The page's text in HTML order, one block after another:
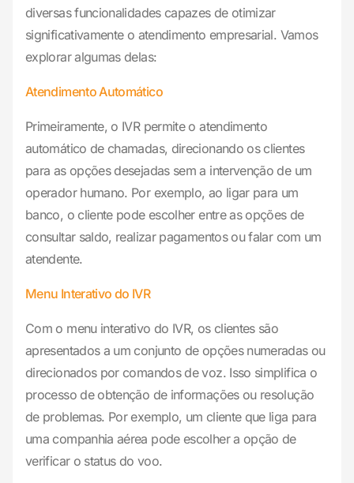
diversas funcionalidades capazes de otimizar
significativamente o atendimento empresarial. Vamos
explorar algumas delas:
Atendimento Automático
Primeiramente, o IVR permite o atendimento
automático de chamadas, direcionando os clientes
para as opções desejadas sem a intervenção de um
operador humano. Por exemplo, ao ligar para um
banco, o cliente pode escolher entre as opções de
consultar saldo, realizar pagamentos ou falar com um
atendente.
Menu Interativo do IVR
Com o menu interativo do IVR, os clientes são
apresentados a um conjunto de opções numeradas ou
direcionados por comandos de voz. Isso simplifica o
processo de obtenção de informações ou resolução
de problemas. Por exemplo, um cliente que liga para
uma companhia aérea pode escolher a opção de
verificar o status do voo.